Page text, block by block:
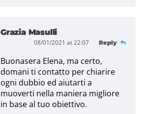
Grazia Masulli
08/01/2021 at 22:07 Reply
Buonasera Elena, ma certo,
domani ti contatto per chiarire
ogni dubbio ed aiutarti a
muoverti nella maniera migliore
in base al tuo obiettivo.